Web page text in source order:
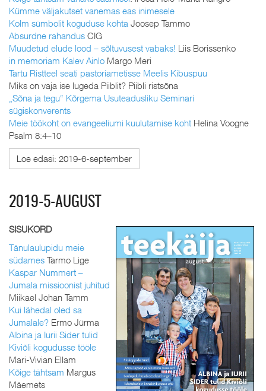
Kümme väljakutset vanemas eas inimesele
Kolm sümbolit koguduse kohta Joosep Tammo
Absurdne rahandus CIG
Muudetud elude lood – sõltuvusest vabaks! Liis Borissenko
in memoriam Kalev Ainlo Margo Meri
Tartu Ristteel seati pastoriametisse Meelis Kibuspuu
Miks on vaja ise lugeda Piiblit? Piibli ristsõna
„Sõna ja tegu“ Kõrgema Usuteadusliku Seminari
sügiskonverents
Meie töökoht on evangeeliumi kuulutamise koht Helina Voogne
Psalm 8:4–10
Loe edasi: 2019-6-september
2019-5-AUGUST
SISUKORD
Tänulaulupidu meie
südames Tarmo Lige
Kaspar Nummert –
Jumala missioonist juhitud
Miikael Johan Tamm
Kui lähedal oled sa
Jumalale? Ermo Jürma
Albina ja Iurii Sider tulid
Kiviõli kogudusse tööle
Mari-Vivian Ellam
Kõige tähtsam Margus
Mäemets